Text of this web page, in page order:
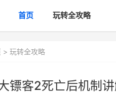
首页 玩转全攻略
> 玩转全攻略
镖客2死亡后机制